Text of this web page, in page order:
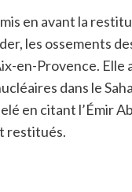
en avant la
les ossements
en-Provence.
dans le
en citant l’Émir
restitués.